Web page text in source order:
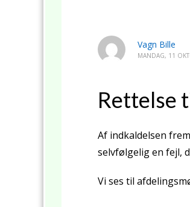
Vagn Bille
MANDAG, 11
Rettelse
Af indkaldelsen
selvfølgelig en fejl,
Vi ses til